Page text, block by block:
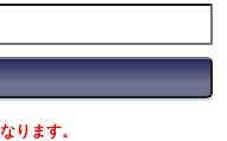
ります。